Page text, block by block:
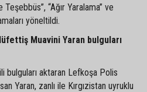
“Ağır Yaralama” ve
yöneltildi.
Muavini Yaran bulguları
bulguları aktaran Lefkoşa Polis
Yaran, zanlı ile Kırgızistan uyruklu